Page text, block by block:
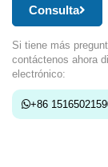
Consulta
Si tiene más
contáctenos ahora
electrónico:
+86